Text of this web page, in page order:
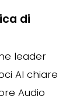
di
leader
AI chiare
Audio